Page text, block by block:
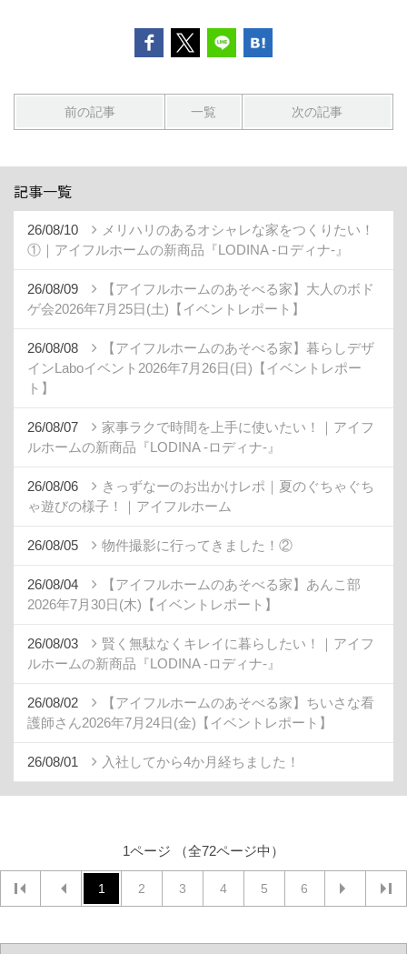
前の記事 一覧 次の記事
記事一覧
26/08/10
メリハリのあるオシャレな家をつくりたい！
①｜アイフルホームの新商品『LODINA -ロディナ-』
26/08/09
【アイフルホームのあそべる家】大人のボド
ゲ会2026年7月25日(土)【イベントレポート】
26/08/08
【アイフルホームのあそべる家】暮らしデザ
インLaboイベント2026年7月26日(日)【イベントレポー
ト】
26/08/07
家事ラクで時間を上手に使いたい！｜アイフ
ルホームの新商品『LODINA -ロディナ-』
26/08/06
きっずなーのお出かけレポ｜夏のぐちゃぐち
ゃ遊びの様子！｜アイフルホーム
26/08/05 物件撮影に行ってきました！②
26/08/04
【アイフルホームのあそべる家】あんこ部
2026年7月30日(木)【イベントレポート】
26/08/03
賢く無駄なくキレイに暮らしたい！｜アイフ
ルホームの新商品『LODINA -ロディナ-』
26/08/02
【アイフルホームのあそべる家】ちいさな看
護師さん2026年7月24日(金)【イベントレポート】
26/08/01 入社してから4か月経ちました！
1ページ （全72ページ中）
1 2 3 4 5 6